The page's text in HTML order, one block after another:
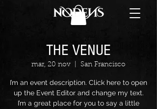
THE VENUE
mar, 20 nov San Francisco
I’m an event description. Click here to open
up the Event Editor and change my text.
I’m a great place for you to say a little